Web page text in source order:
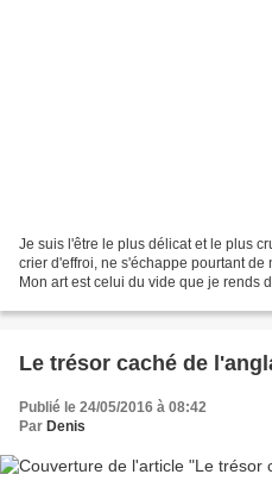
Je suis l'être le plus délicat et le plus
crier d'effroi, ne s'échappe pourtant
Mon art est celui du vide que je rends
Le trésor caché de
Publié le 24/05/2016 à 08:42
Par Denis